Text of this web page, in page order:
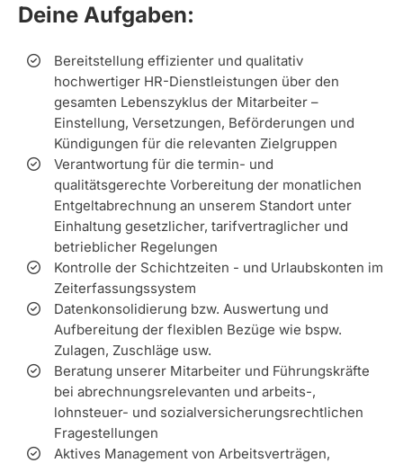
Deine Aufgaben:
Bereitstellung effizienter und qualitativ
hochwertiger HR-Dienstleistungen über den
gesamten Lebenszyklus der Mitarbeiter –
Einstellung, Versetzungen, Beförderungen und
Kündigungen für die relevanten Zielgruppen
Verantwortung für die termin- und
qualitätsgerechte Vorbereitung der monatlichen
Entgeltabrechnung an unserem Standort unter
Einhaltung gesetzlicher, tarifvertraglicher und
betrieblicher Regelungen
Kontrolle der Schichtzeiten - und Urlaubskonten im
Zeiterfassungssystem
Datenkonsolidierung bzw. Auswertung und
Aufbereitung der flexiblen Bezüge wie bspw.
Zulagen, Zuschläge usw.
Beratung unserer Mitarbeiter und Führungskräfte
bei abrechnungsrelevanten und arbeits-,
lohnsteuer- und sozialversicherungsrechtlichen
Fragestellungen
Aktives Management von Arbeitsverträgen,